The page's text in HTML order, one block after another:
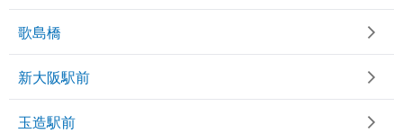
歌島橋
新大阪駅前
玉造駅前